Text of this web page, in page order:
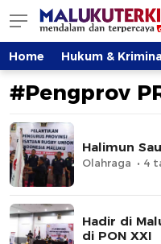
MalukuTerkini.com
Terkini, Mendalam
Home Hukum &
#Pengprov
Halimun
Olahraga 4
Hadir di
di PON XXI